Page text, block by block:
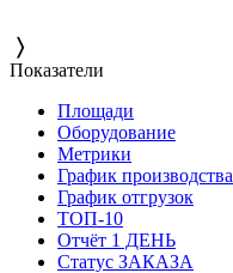
〉
Показатели
Площади
Оборудование
Метрики
График производства
График отгрузок
ТОП-10
Отчёт 1 ДЕНЬ
Статус ЗАКАЗА